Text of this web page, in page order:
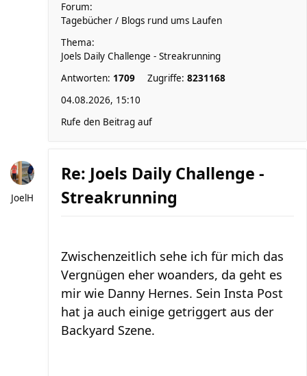
Forum:
Tagebücher / Blogs rund ums Laufen
Thema:
Joels Daily Challenge - Streakrunning
Antworten: 1709 Zugriffe: 8231168
04.08.2026, 15:10
Rufe den Beitrag auf
JoelH
Re: Joels Daily Challenge -
Streakrunning
Zwischenzeitlich sehe ich für mich das
Vergnügen eher woanders, da geht es
mir wie Danny Hernes. Sein Insta Post
hat ja auch einige getriggert aus der
Backyard Szene.